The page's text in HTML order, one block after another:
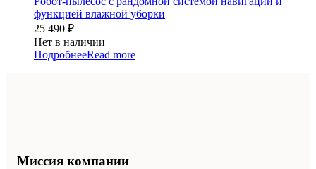
функцией влажной уборки
25 490 ₽
Нет в наличии
ПодробнееRead more
Миссия компании